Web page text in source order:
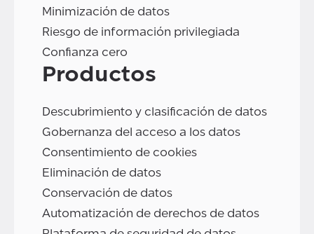
Minimización de datos
Riesgo de información privilegiada
Confianza cero
Productos
Descubrimiento y clasificación de datos
Gobernanza del acceso a los datos
Consentimiento de cookies
Eliminación de datos
Conservación de datos
Automatización de derechos de datos